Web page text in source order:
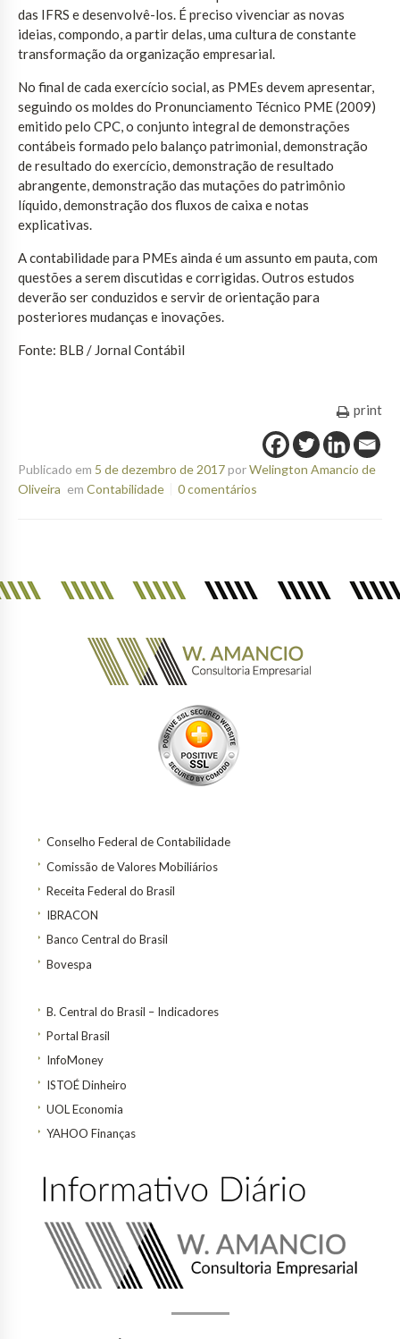
das IFRS e desenvolvê-los. É preciso vivenciar as novas
ideias, compondo, a partir delas, uma cultura de constante
transformação da organização empresarial.
No final de cada exercício social, as PMEs devem apresentar,
seguindo os moldes do Pronunciamento Técnico PME (2009)
emitido pelo CPC, o conjunto integral de demonstrações
contábeis formado pelo balanço patrimonial, demonstração
de resultado do exercício, demonstração de resultado
abrangente, demonstração das mutações do patrimônio
líquido, demonstração dos fluxos de caixa e notas
explicativas.
A contabilidade para PMEs ainda é um assunto em pauta, com
questões a serem discutidas e corrigidas. Outros estudos
deverão ser conduzidos e servir de orientação para
posteriores mudanças e inovações.
Fonte: BLB / Jornal Contábil
print
Publicado em 5 de dezembro de 2017porWelington Amancio de
Oliveira em Contabilidade 0 comentários
Conselho Federal de Contabilidade
Comissão de Valores Mobiliários
Receita Federal do Brasil
IBRACON
Banco Central do Brasil
Bovespa
B. Central do Brasil – Indicadores
Portal Brasil
InfoMoney
ISTOÉ Dinheiro
UOL Economia
YAHOO Finanças